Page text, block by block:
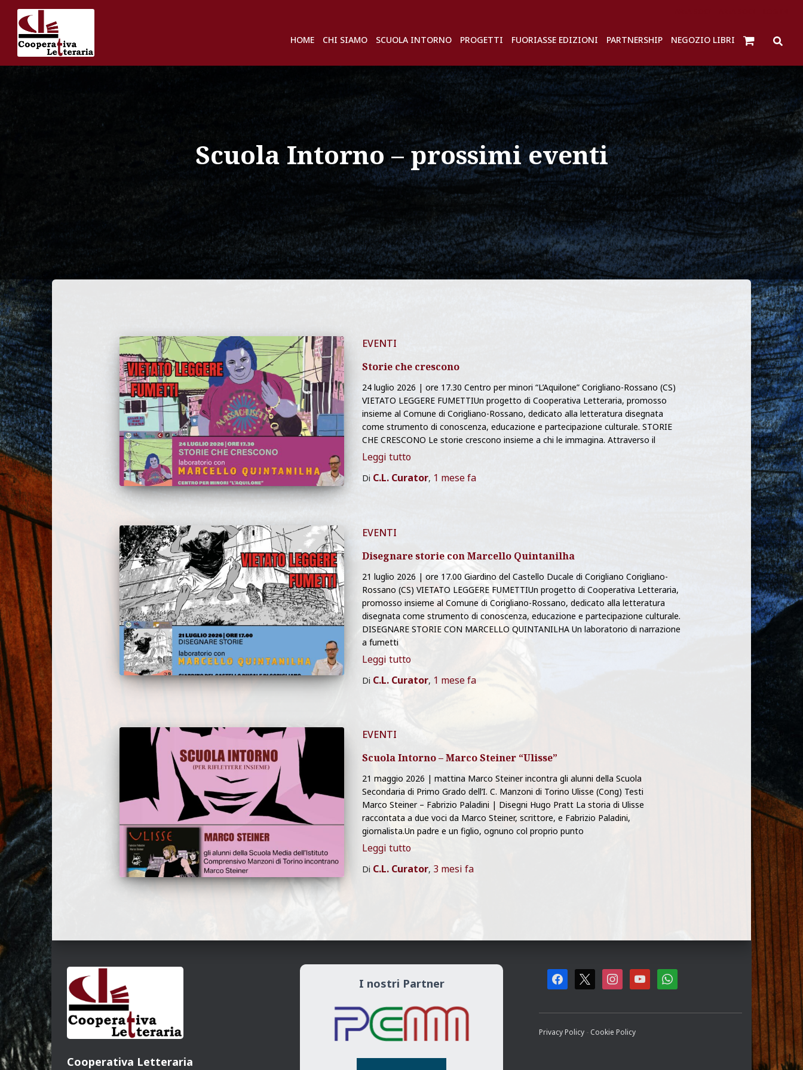
HOME CHI SIAMO SCUOLA INTORNO PROGETTI FUORIASSE EDIZIONI PARTNERSHIP NEGOZIO LIBRI
Scuola Intorno – prossimi eventi
EVENTI
Storie che crescono
24 luglio 2026 | ore 17.30 Centro per minori “L’Aquilone” Corigliano-Rossano (CS)
VIETATO LEGGERE FUMETTIUn progetto di Cooperativa Letteraria, promosso
insieme al Comune di Corigliano-Rossano, dedicato alla letteratura disegnata
come strumento di conoscenza, educazione e partecipazione culturale. STORIE
CHE CRESCONO Le storie crescono insieme a chi le immagina. Attraverso il
Leggi tutto
Di C.L. Curator, 1 mesefa
EVENTI
Disegnare storie con Marcello Quintanilha
21 luglio 2026 | ore 17.00 Giardino del Castello Ducale di Corigliano Corigliano-
Rossano (CS) VIETATO LEGGERE FUMETTIUn progetto di Cooperativa Letteraria,
promosso insieme al Comune di Corigliano-Rossano, dedicato alla letteratura
disegnata come strumento di conoscenza, educazione e partecipazione culturale.
DISEGNARE STORIE CON MARCELLO QUINTANILHA Un laboratorio di narrazione
a fumetti
Leggi tutto
Di C.L. Curator, 1 mesefa
EVENTI
Scuola Intorno – Marco Steiner “Ulisse”
21 maggio 2026 | mattina Marco Steiner incontra gli alunni della Scuola
Secondaria di Primo Grado dell’I. C. Manzoni di Torino Ulisse (Cong) Testi
Marco Steiner – Fabrizio Paladini | Disegni Hugo Pratt La storia di Ulisse
raccontata a due voci da Marco Steiner, scrittore, e Fabrizio Paladini,
giornalista.Un padre e un figlio, ognuno col proprio punto
Leggi tutto
Di C.L. Curator, 3 mesi fa
Cooperativa Letteraria
I nostri Partner X
Y
W
Privacy Policy - Cookie Policy